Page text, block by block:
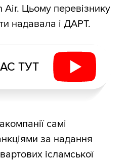
Air. Цьому перевізнику
надавала і ДАРТ.
ТУТ
самі
за надання
ісламської